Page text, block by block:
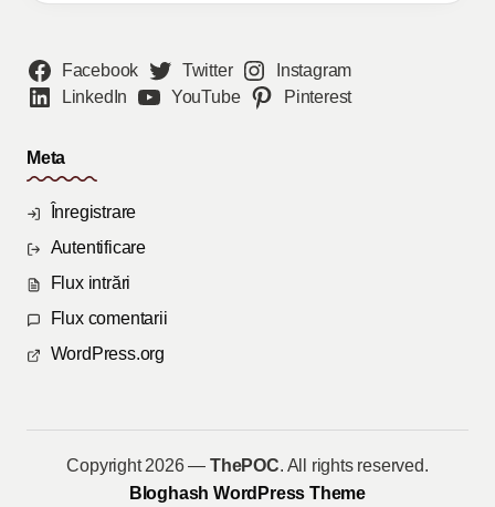
Facebook Twitter
Instagram
LinkedIn
YouTube Pinterest
Meta
Înregistrare
Autentificare
Flux intrări
Flux comentarii
WordPress.org
Copyright 2026 —ThePOC. All rights reserved.
Bloghash WordPress Theme